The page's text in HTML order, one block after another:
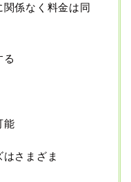
関係なく料金は同
る
能
はさまざま